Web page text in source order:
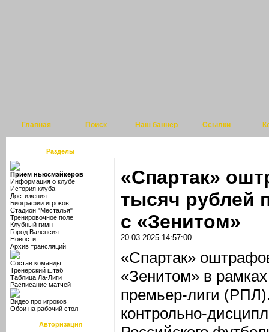
Главная Поиск Наш баннер Ссылки
Разделы
Прием ньюсмэйкеров
Информация о клубе
История клуба
Достижения
Биографии игроков
Стадион "Месталья"
Тренировочное поле
Клубный гимн
Город Валенсия
Новости
Архив трансляций
Состав команды
Тренерский штаб
Таблица Ла-Лиги
Расписание матчей
Видео про игроков
Обои на рабочий стол
Авторизация
«Спартак»
тысяч рублей
с «Зенитом»
20.03.2025 14:57:00
«Спартак»
«Зенитом» в
премьер-лиги
контрольно-